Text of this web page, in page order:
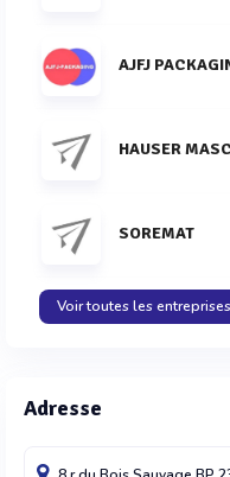
AJFJ
HAUSER
SOREMAT
Voir toutes les
Adresse